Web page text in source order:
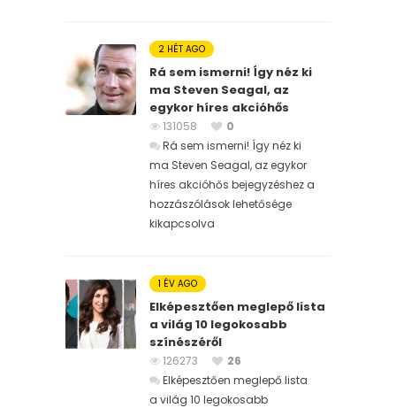
2 HÉT AGO
Rá sem ismerni! Így néz ki
ma Steven Seagal, az
egykor híres akcióhős
131058
0
Rá sem ismerni! Így néz ki
ma Steven Seagal, az egykor
híres akcióhős bejegyzéshez a
hozzászólások lehetősége
kikapcsolva
1 ÉV AGO
Elképesztően meglepő lista
a világ 10 legokosabb
színészéről
126273
26
Elképesztően meglepő lista
a világ 10 legokosabb